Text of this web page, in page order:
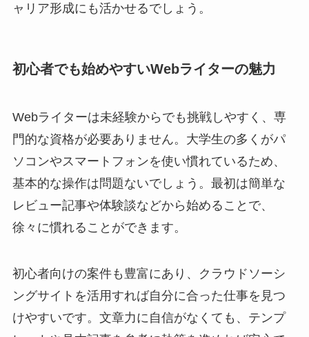
ャリア形成にも活かせるでしょう。
初心者でも始めやすいWebライターの魅力
Webライターは未経験からでも挑戦しやすく、専
門的な資格が必要ありません。大学生の多くがパ
ソコンやスマートフォンを使い慣れているため、
基本的な操作は問題ないでしょう。最初は簡単な
レビュー記事や体験談などから始めることで、
徐々に慣れることができます。
初心者向けの案件も豊富にあり、クラウドソーシ
ングサイトを活用すれば自分に合った仕事を見つ
けやすいです。文章力に自信がなくても、テンプ